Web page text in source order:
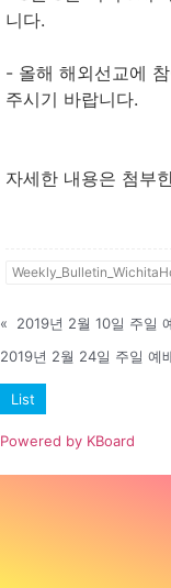
니다.
- 올해 해외선교에
주시기 바랍니다.
자세한 내용은 첨부
«
2019년 2월 10일 주일
2019년 2월 24일 주일 예
List
Powered by KBoard